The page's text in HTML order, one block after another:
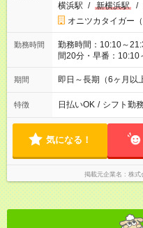
横浜駅 / 新横浜駅 /
オニツカタイガー
勤務時間
勤務時間：10:10～
間20分・早番：10:10
12:30～21:30
期間 即日～長期（6ヶ月以
特徴 日払いOK / シフト勤務
気になる！
掲載元企業名 株式